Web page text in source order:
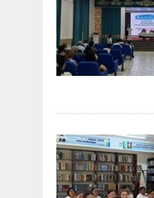
30 МАЯ, 2026 |